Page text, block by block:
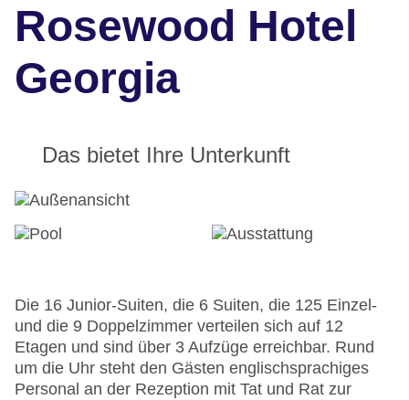
Rosewood Hotel
Georgia
Das bietet Ihre Unterkunft
Die 16 Junior-Suiten, die 6 Suiten, die 125 Einzel-
und die 9 Doppelzimmer verteilen sich auf 12
Etagen und sind über 3 Aufzüge erreichbar. Rund
um die Uhr steht den Gästen englischsprachiges
Personal an der Rezeption mit Tat und Rat zur